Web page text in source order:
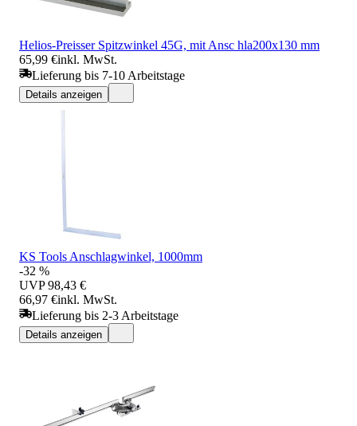
Helios-Preisser Spitzwinkel 45G, mit Ansc hla200x130 mm
65,99 €inkl. MwSt.
Lieferung bis 7-10 Arbeitstage
Details anzeigen
KS Tools Anschlagwinkel, 1000mm
-32 %
UVP 98,43 €
66,97 €inkl. MwSt.
Lieferung bis 2-3 Arbeitstage
Details anzeigen